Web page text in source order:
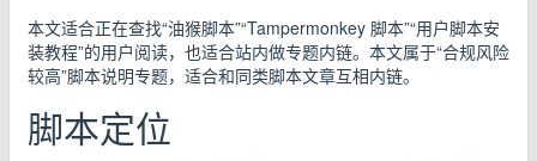
本文适合正在查找“油猴脚本”“Tampermonkey 脚本”“用户脚本安
装教程”的用户阅读，也适合站内做专题内链。本文属于“合规风险
较高”脚本说明专题，适合和同类脚本文章互相内链。
脚本定位